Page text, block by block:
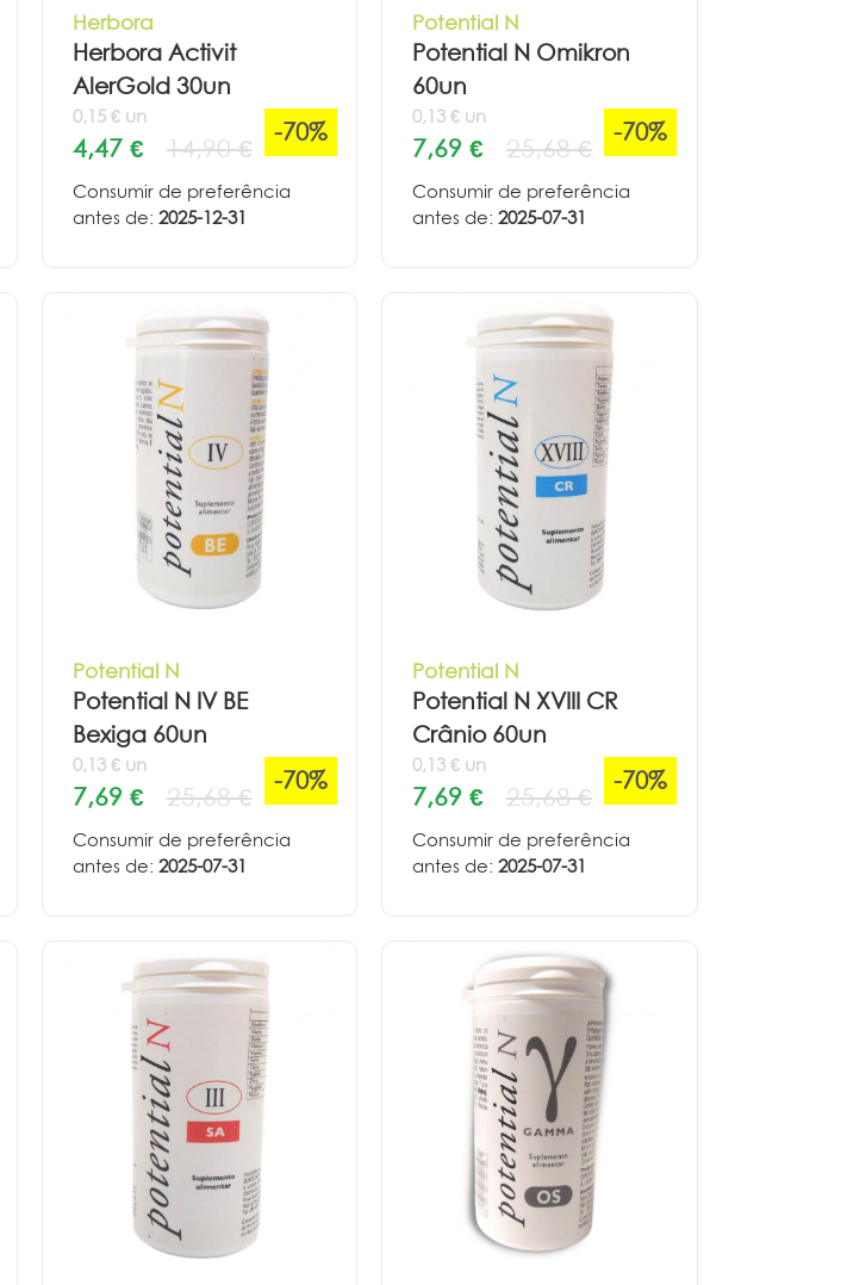
Herbora
Herbora Activit
AlerGold 30un
0,15 € un
4,47 € 14,90 €
-70%
Consumir de preferência
antes de: 2025-12-31
Potential N
Potential N Omikron
60un
0,13 € un
7,69 € 25,68 €
-70%
Consumir de preferência
antes de: 2025-07-31
Potential N
Potential N IV BE
Bexiga 60un
0,13 € un
7,69 € 25,68 €
-70%
Consumir de preferência
antes de: 2025-07-31
Potential N
Potential N XVIII CR
Crânio 60un
0,13 € un
7,69 € 25,68 €
-70%
Consumir de preferência
antes de: 2025-07-31